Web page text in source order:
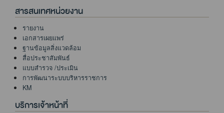
สารสนเทศหน่วยงาน
รายงาน
เอกสารเผยแพร่
ฐานข้อมูลสิ่งแวดล้อม
สื่อประชาสัมพันธ์
แบบสำรวจ /ประเมิน
การพัฒนาระบบบริหารราชการ
KM
บริการเจ้าหน้าที่